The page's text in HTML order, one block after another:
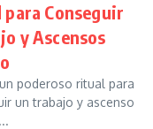
para Conseguir
y Ascensos
poderoso ritual para
un trabajo y ascenso